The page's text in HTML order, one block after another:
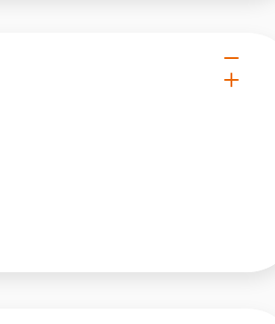
podczas korzystania
w zamierzony
funkcjonowanie strony,